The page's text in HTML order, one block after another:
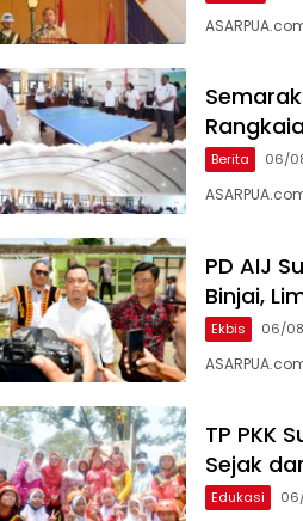
Berita 06/
PD AIJ
Binjai,
Ekbis 06/
TP PKK
Sejak
Edukasi